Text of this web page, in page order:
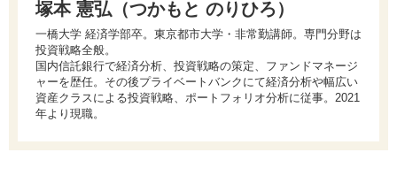
塚本 憲弘（つかもと のりひろ）
一橋大学 経済学部卒。東京都市大学・非常勤講師。専門分野は
投資戦略全般。
国内信託銀行で経済分析、投資戦略の策定、ファンドマネージ
ャーを歴任。その後プライベートバンクにて経済分析や幅広い
資産クラスによる投資戦略、ポートフォリオ分析に従事。2021
年より現職。